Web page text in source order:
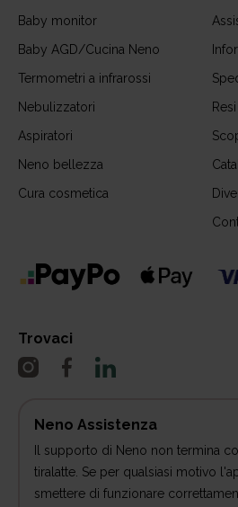
Baby monitor
Baby AGD/Cucina Neno
Termometri a infrarossi
Nebulizzatori
Aspiratori
Neno bellezza
Cura cosmetica
Trovaci
Neno Assistenza
Il supporto di Neno non termina
tiralatte. Se per qualsiasi motivo
smettere di funzionare